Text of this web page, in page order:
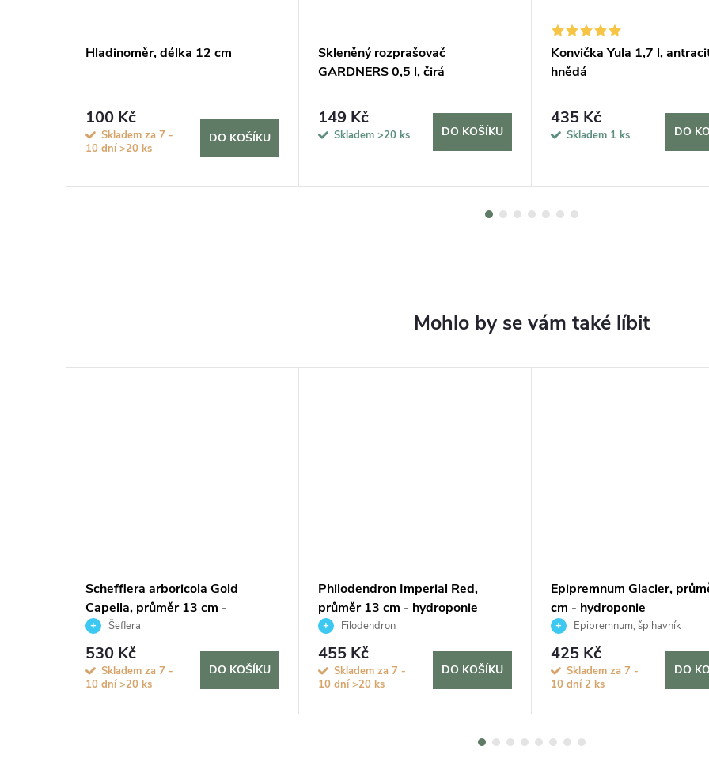
Hladinoměr, délka 12 cm
100 Kč
Skladem za 7 -
10 dní >20 ks
DO KOŠÍKU
Skleněný rozprašovač
GARDNERS 0,5 l, čirá
149 Kč
Skladem >20 ks DO KOŠÍKU
Konvička Yula 1,7 l,
hnědá
435 Kč
Skladem 1 ks DO
Schefflera arboricola Gold
Capella, průměr 13 cm -
hydroponie
Šeflera
530 Kč
Skladem za 7 -
10 dní>20 ks
DO KOŠÍKU
Philodendron Imperial Red,
průměr 13 cm - hydroponie
Filodendron
455 Kč
Skladem za 7 -
10 dní>20 ks
DO KOŠÍKU
Epipremnum Glacier,
cm - hydroponie
Epipremnum, šplhavník
425 Kč
Skladem za 7 -
10 dní 2 ks
DO